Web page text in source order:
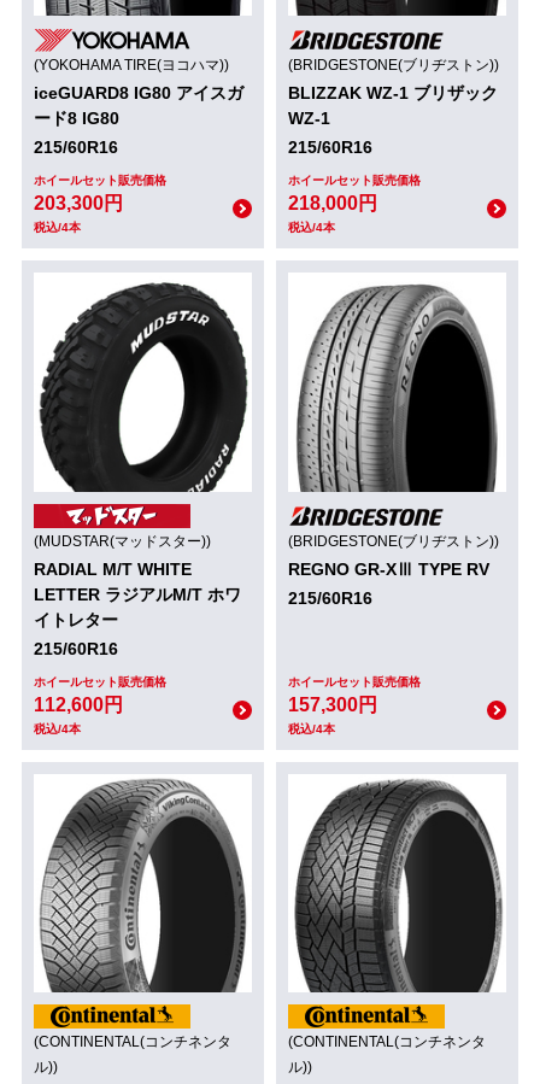
(YOKOHAMA TIRE(ヨコハマ))
iceGUARD8 IG80 アイスガ
ード8 IG80
215/60R16
ホイールセット販売価格
203,300円
税込/4本
(BRIDGESTONE(ブリヂストン))
BLIZZAK WZ-1 ブリザック
WZ-1
215/60R16
ホイールセット販売価格
218,000円
税込/4本
(MUDSTAR(マッドスター))
RADIAL M/T WHITE
LETTER ラジアルM/T ホワ
イトレター
215/60R16
ホイールセット販売価格
112,600円
税込/4本
(BRIDGESTONE(ブリヂストン))
REGNO GR-XⅢ TYPE RV
215/60R16
ホイールセット販売価格
157,300円
税込/4本
(CONTINENTAL(コンチネンタ
ル))
(CONTINENTAL(コンチネンタ
ル))